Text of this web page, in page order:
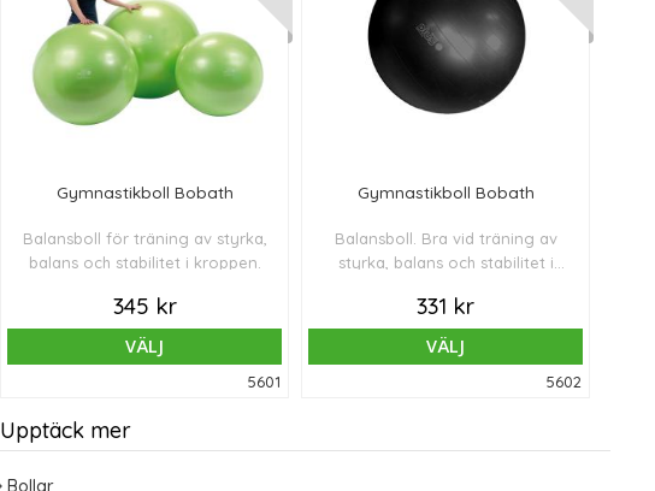
Gymnastikboll Bobath
Balansboll för träning av styrka,
balans och stabilitet i kroppen.
345 kr
VÄLJ
5601
Gymnastikboll Bobath
Balansboll. Bra vid träning av
styrka, balans och stabilitet i
331 kr
VÄLJ
5602
Upptäck mer
Bollar